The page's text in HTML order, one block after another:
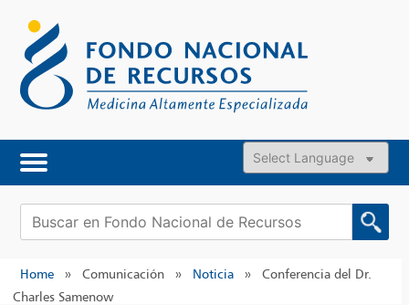
content
Powered by
Buscar:
Home » Comunicación » Noticia »
Conferencia del Dr.
Charles Samenow